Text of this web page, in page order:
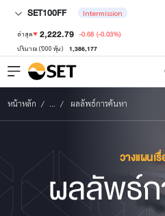
SET100FF Intermission
ล่าสุด 2,222.79 -0.68 (-0.03%)
ปริมาณ ('000 หุ้น) 1,386,177
หน้าหลัก ... ผลลัพธ์การค้นหา
วางแผนเรื่
ผลลัพธ์